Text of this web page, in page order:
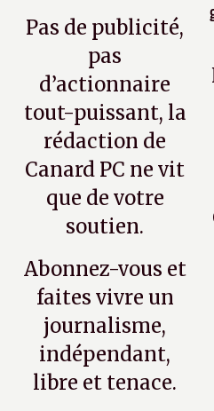
Pas de publicité,
pas
d’actionnaire
tout-puissant, la
rédaction de
Canard PC ne vit
que de votre
soutien.
Abonnez-vous et
faites vivre un
journalisme,
indépendant,
libre et tenace.